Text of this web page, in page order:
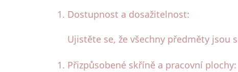
Dostupnost a dosažitelnost:
Ujistěte se, že všechny předměty jsou
Přizpůsobené skříně a pracovní plochy: